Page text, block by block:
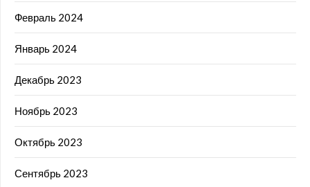
Февраль 2024
Январь 2024
Декабрь 2023
Ноябрь 2023
Октябрь 2023
Сентябрь 2023